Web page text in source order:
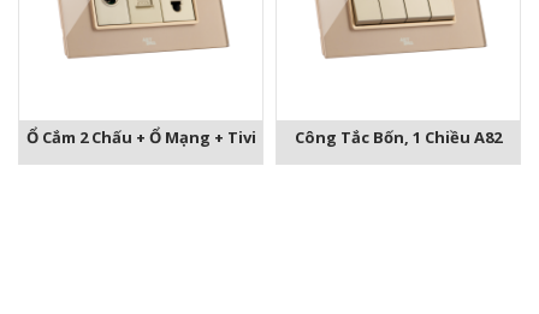
Ổ Cắm 2 Chấu + Ổ Mạng + Tivi Công Tắc Bốn, 1 Chiều A82